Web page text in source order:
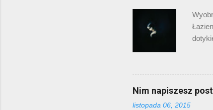
Nim napiszesz post
listopada 06, 2015